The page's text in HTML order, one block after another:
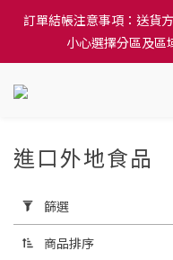
訂單結帳注意事項：送貨
小心選擇分區及區
訂單結帳注意事項：送貨
小心選擇分區及區
隆重推出本地培育田香雞
訂單結帳注意事項：送貨
小心選擇分區及區
用
篩
選
進口外地食品
篩選
商品排序